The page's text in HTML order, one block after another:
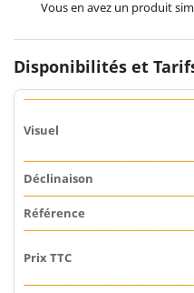
Vous en avez un produit
Disponibilités et